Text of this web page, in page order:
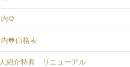
🌻
🐸価格表
紹介特典 リニューアル